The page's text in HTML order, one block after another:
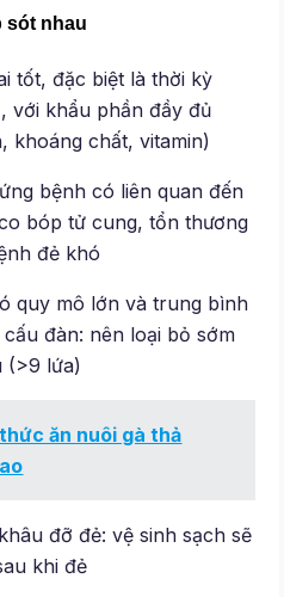
sót nhau
tốt, đặc biệt là thời kỳ
với khẩu phần đầy đủ
khoáng chất, vitamin)
bệnh có liên quan đến
bóp tử cung, tổn thương
đẻ khó
quy mô lớn và trung bình
đàn: nên loại bỏ sớm
(>9 lứa)
ăn nuôi gà thả
đỡ đẻ: vệ sinh sạch sẽ
khi đẻ